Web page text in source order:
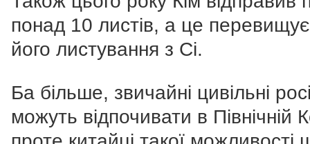
понад 10 листів, а це
його листування з Сі.
Ба більше, звичайні цивільні
можуть відпочивати в Північній